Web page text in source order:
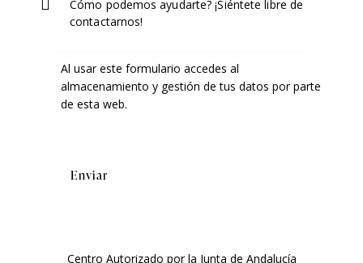
Al usar este formulario accedes al
almacenamiento y gestión de tus datos por parte
de esta web.
Centro Autorizado por la Junta de Andalucía